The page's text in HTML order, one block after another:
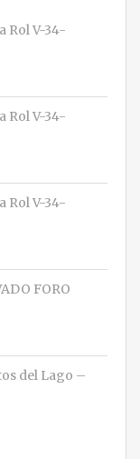
Rol V-34-
Rol V-34-
Rol V-34-
FORO
del Lago –